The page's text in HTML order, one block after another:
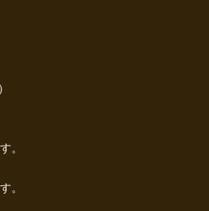
。
。